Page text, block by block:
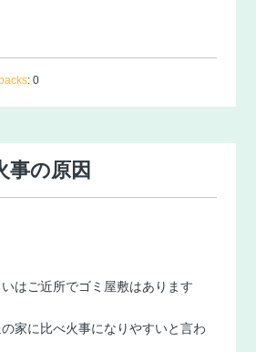
: 0
事の原因
はご近所でゴミ屋敷はあります
家に比べ火事になりやすいと言わ